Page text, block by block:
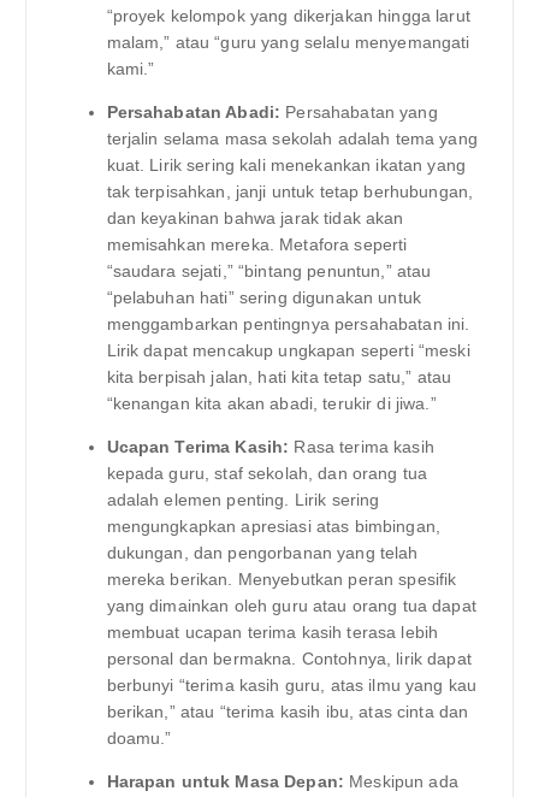
“proyek kelompok yang dikerjakan hingga larut
malam,” atau “guru yang selalu menyemangati
kami.”
Persahabatan Abadi: Persahabatan yang
terjalin selama masa sekolah adalah tema yang
kuat. Lirik sering kali menekankan ikatan yang
tak terpisahkan, janji untuk tetap berhubungan,
dan keyakinan bahwa jarak tidak akan
memisahkan mereka. Metafora seperti
“saudara sejati,” “bintang penuntun,” atau
“pelabuhan hati” sering digunakan untuk
menggambarkan pentingnya persahabatan ini.
Lirik dapat mencakup ungkapan seperti “meski
kita berpisah jalan, hati kita tetap satu,” atau
“kenangan kita akan abadi, terukir di jiwa.”
Ucapan Terima Kasih: Rasa terima kasih
kepada guru, staf sekolah, dan orang tua
adalah elemen penting. Lirik sering
mengungkapkan apresiasi atas bimbingan,
dukungan, dan pengorbanan yang telah
mereka berikan. Menyebutkan peran spesifik
yang dimainkan oleh guru atau orang tua dapat
membuat ucapan terima kasih terasa lebih
personal dan bermakna. Contohnya, lirik dapat
berbunyi “terima kasih guru, atas ilmu yang kau
berikan,” atau “terima kasih ibu, atas cinta dan
doamu.”
Harapan untuk Masa Depan: Meskipun ada